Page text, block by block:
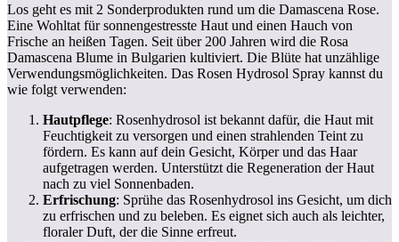
Los geht es mit 2 Sonderprodukten rund um die Damascena Rose.
Eine Wohltat für sonnengestresste Haut und einen Hauch von
Frische an heißen Tagen. Seit über 200 Jahren wird die Rosa
Damascena Blume in Bulgarien kultiviert. Die Blüte hat unzählige
Verwendungsmöglichkeiten. Das Rosen Hydrosol Spray kannst du
wie folgt verwenden:
Hautpflege: Rosenhydrosol ist bekannt dafür, die Haut mit
Feuchtigkeit zu versorgen und einen strahlenden Teint zu
fördern. Es kann auf dein Gesicht, Körper und das Haar
aufgetragen werden. Unterstützt die Regeneration der Haut
nach zu viel Sonnenbaden.
Erfrischung: Sprühe das Rosenhydrosol ins Gesicht, um dich
zu erfrischen und zu beleben. Es eignet sich auch als leichter,
floraler Duft, der die Sinne erfreut.